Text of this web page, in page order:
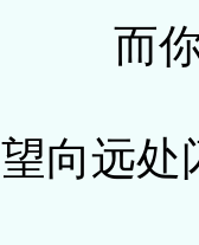
而
望向远处